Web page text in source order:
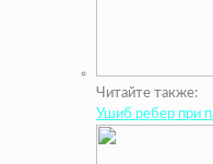
Читайте также:
Ушиб ребер при